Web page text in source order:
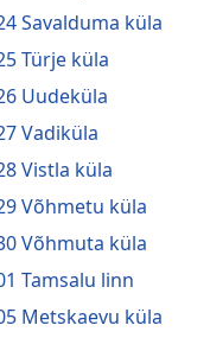
Savalduma küla
Türje küla
Uudeküla
Vadiküla
Vistla küla
Võhmetu küla
Võhmuta küla
Tamsalu linn
Metskaevu küla